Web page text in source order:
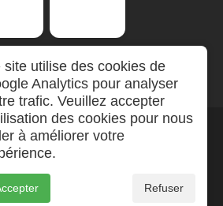
site utilise des cookies de
Analytics pour analyser
trafic. Veuillez accepter
des cookies pour nous
à améliorer votre
Refuser